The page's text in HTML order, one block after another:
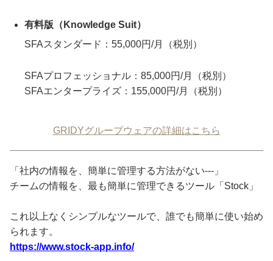
有料版（Knowledge Suit）
SFAスタンダード：55,000円/月（税別）
SFAプロフェッショナル：85,000円/月（税別）
SFAエンタープライズ：155,000円/月（税別）
GRIDYグループウェアの詳細はこちら
「社内の情報を、簡単に管理する方法がない---」
チームの情報を、最も簡単に管理できるツール「Stock」
これ以上なくシンプルなツールで、誰でも簡単に使い始め
られます。
https://www.stock-app.info/